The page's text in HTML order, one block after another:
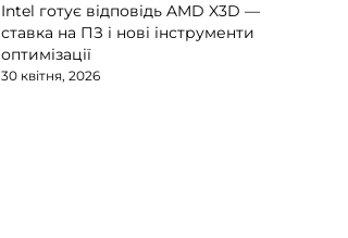
Intel готує відповідь AMD X3D —
ставка на ПЗ і нові інструменти
оптимізації
30 квітня, 2026